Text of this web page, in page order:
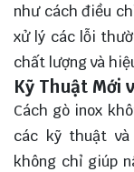
như cách điều
xử lý các lỗi
chất lượng và
Kỹ Thuật Mới
Cách gò inox
các kỹ thuật và
không chỉ giúp